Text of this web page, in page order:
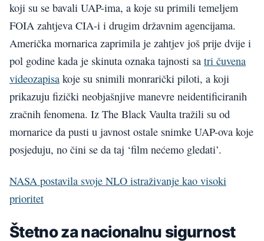
koji su se bavali UAP-ima, a koje su primili temeljem
FOIA zahtjeva CIA-i i drugim državnim agencijama.
Američka mornarica zaprimila je zahtjev još prije dvije i
pol godine kada je skinuta oznaka tajnosti sa tri čuvena
videozapisa koje su snimili monrarički piloti, a koji
prikazuju fizički neobjašnjive manevre neidentificiranih
zračnih fenomena. Iz The Black Vaulta tražili su od
mornarice da pusti u javnost ostale snimke UAP-ova koje
posjeduju, no čini se da taj ‘film nećemo gledati’.
NASA postavila svoje NLO istraživanje kao visoki
prioritet
Štetno za nacionalnu sigurnost